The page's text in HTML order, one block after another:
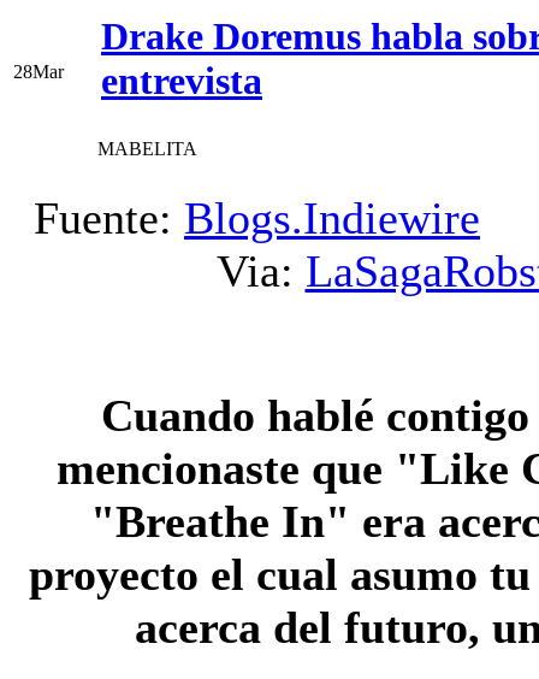
28Mar
Drake Doremus habla
entrevista
MABELITA
Fuente: Blogs.Indiewire
Via:
Cuando hablé
mencionaste que "Like
"Breathe In" era
proyecto el cual asumo
acerca del futuro,